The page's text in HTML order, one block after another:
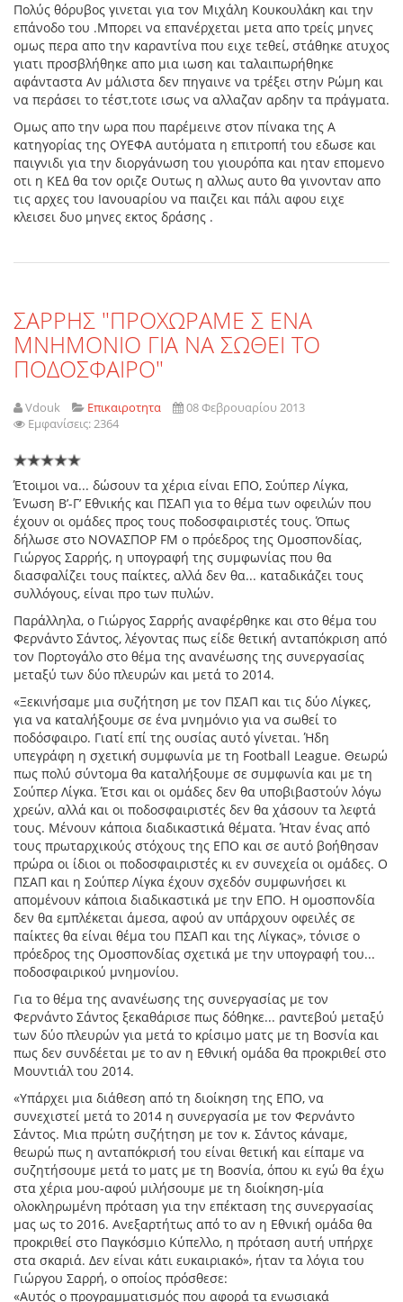
Πολύς θόρυβος γινεται για τον Μιχάλη Κουκουλάκη και την
επάνοδο του .Μπορει να επανέρχεται μετα απο τρείς μηνες
ομως περα απο την καραντίνα που ειχε τεθεί, στάθηκε ατυχος
γιατι προσβλήθηκε απο μια ιωση και ταλαιπωρήθηκε
αφάνταστα Αν μάλιστα δεν πηγαινε να τρέξει στην Ρώμη και
να περάσει το τέστ,τοτε ισως να αλλαζαν αρδην τα πράγματα.
Ομως απο την ωρα που παρέμεινε στον πίνακα της Α
κατηγορίας της ΟΥΕΦΑ αυτόματα η επιτροπή του εδωσε και
παιγνιδι για την διοργάνωση του γιουρόπα και ηταν επομενο
οτι η ΚΕΔ θα τον οριζε Ουτως η αλλως αυτο θα γινονταν απο
τις αρχες του Ιανουαρίου να παιζει και πάλι αφου ειχε
κλεισει δυο μηνες εκτος δράσης .
ΣΑΡΡΗΣ "ΠΡΟΧΩΡΑΜΕ Σ ΕΝΑ
ΜΝΗΜΟΝΙΟ ΓΙΑ ΝΑ ΣΩΘΕΙ ΤΟ
ΠΟΔΟΣΦΑΙΡΟ"
Vdouk Επικαιροτητα
08 Φεβρουαρίου 2013
Εμφανίσεις: 2364
Έτοιμοι να... δώσουν τα χέρια είναι ΕΠΟ, Σούπερ Λίγκα,
Ένωση Β’-Γ’ Εθνικής και ΠΣΑΠ για το θέμα των οφειλών που
έχουν οι ομάδες προς τους ποδοσφαιριστές τους. Όπως
δήλωσε στο NOVAΣΠΟΡ FM ο πρόεδρος της Ομοσπονδίας,
Γιώργος Σαρρής, η υπογραφή της συμφωνίας που θα
διασφαλίζει τους παίκτες, αλλά δεν θα... καταδικάζει τους
συλλόγους, είναι προ των πυλών.
Παράλληλα, ο Γιώργος Σαρρής αναφέρθηκε και στο θέμα του
Φερνάντο Σάντος, λέγοντας πως είδε θετική ανταπόκριση από
τον Πορτογάλο στο θέμα της ανανέωσης της συνεργασίας
μεταξύ των δύο πλευρών και μετά το 2014.
«Ξεκινήσαμε μια συζήτηση με τον ΠΣΑΠ και τις δύο Λίγκες,
για να καταλήξουμε σε ένα μνημόνιο για να σωθεί το
ποδόσφαιρο. Γιατί επί της ουσίας αυτό γίνεται. Ήδη
υπεγράφη η σχετική συμφωνία με τη Football League. Θεωρώ
πως πολύ σύντομα θα καταλήξουμε σε συμφωνία και με τη
Σούπερ Λίγκα. Έτσι και οι ομάδες δεν θα υποβιβαστούν λόγω
χρεών, αλλά και οι ποδοσφαιριστές δεν θα χάσουν τα λεφτά
τους. Μένουν κάποια διαδικαστικά θέματα. Ήταν ένας από
τους πρωταρχικούς στόχους της ΕΠΟ και σε αυτό βοήθησαν
πρώρα οι ίδιοι οι ποδοσφαιριστές κι εν συνεχεία οι ομάδες. Ο
ΠΣΑΠ και η Σούπερ Λίγκα έχουν σχεδόν συμφωνήσει κι
απομένουν κάποια διαδικαστικά με την ΕΠΟ. Η ομοσπονδία
δεν θα εμπλέκεται άμεσα, αφού αν υπάρχουν οφειλές σε
παίκτες θα είναι θέμα του ΠΣΑΠ και της Λίγκας», τόνισε ο
πρόεδρος της Ομοσπονδίας σχετικά με την υπογραφή του...
ποδοσφαιρικού μνημονίου.
Για το θέμα της ανανέωσης της συνεργασίας με τον
Φερνάντο Σάντος ξεκαθάρισε πως δόθηκε... ραντεβού μεταξύ
των δύο πλευρών για μετά το κρίσιμο ματς με τη Βοσνία και
πως δεν συνδέεται με το αν η Εθνική ομάδα θα προκριθεί στο
Μουντιάλ του 2014.
«Υπάρχει μια διάθεση από τη διοίκηση της ΕΠΟ, να
συνεχιστεί μετά το 2014 η συνεργασία με τον Φερνάντο
Σάντος. Μια πρώτη συζήτηση με τον κ. Σάντος κάναμε,
θεωρώ πως η ανταπόκρισή του είναι θετική και είπαμε να
συζητήσουμε μετά το ματς με τη Βοσνία, όπου κι εγώ θα έχω
στα χέρια μου-αφού μιλήσουμε με τη διοίκηση-μία
ολοκληρωμένη πρόταση για την επέκταση της συνεργασίας
μας ως το 2016. Ανεξαρτήτως από το αν η Εθνική ομάδα θα
προκριθεί στο Παγκόσμιο Κύπελλο, η πρόταση αυτή υπήρχε
στα σκαριά. Δεν είναι κάτι ευκαιριακό», ήταν τα λόγια του
Γιώργου Σαρρή, ο οποίος πρόσθεσε:
«Αυτός ο προγραμματισμός που αφορά τα ενωσιακά